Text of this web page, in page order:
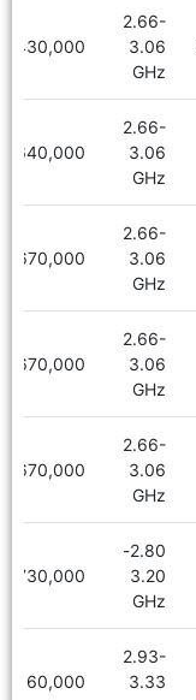
2.66-
3.06
GHz
2,430,000
2.66-
3.06
GHz
2,640,000
2.66-
3.06
GHz
2,670,000
2.66-
3.06
GHz
2,670,000
2.66-
3.06
GHz
2,670,000
2.80-
3.20
GHz
2,730,000
2.93-
3.33
2,160,000